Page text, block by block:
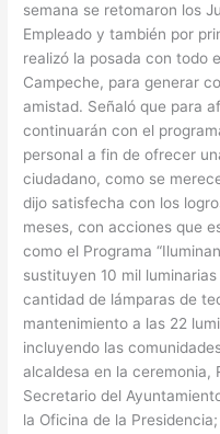
semana se retomaron los
Empleado y también por
realizó la posada con todo
Campeche, para generar
amistad. Señaló que para
continuarán con el
personal a fin de ofrecer
ciudadano, como se
dijo satisfecha con los
meses, con acciones que
como el Programa
sustituyen 10 mil
cantidad de lámparas de
mantenimiento a las 22
incluyendo las
alcaldesa en la ceremonia,
Secretario del
la Oficina de la